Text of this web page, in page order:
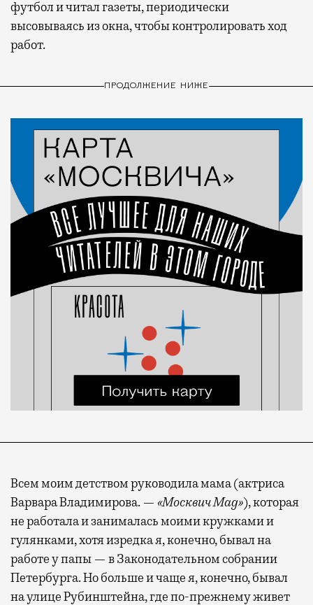
футбол и читал газеты, периодически
высовываясь из окна, чтобы контролировать ход
работ.
ПРОДОЛЖЕНИЕ НИЖЕ
Всем моим детством руководила мама (актриса
Варвара Владимирова. — «Москвич Mag»), которая
не работала и занималась моими кружками и
гулянками, хотя изредка я, конечно, бывал на
работе у папы — в Законодательном собрании
Петербурга. Но больше и чаще я, конечно, бывал
на улице Рубинштейна, где по-прежнему живет